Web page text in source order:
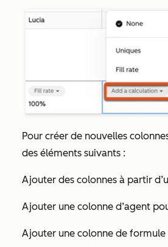
Pour créer de nouvelles
des éléments suivants :
Ajouter des colonnes à partir
Ajouter une colonne d’agent
Ajouter une colonne de formule